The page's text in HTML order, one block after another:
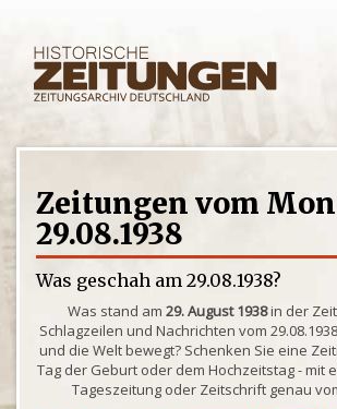
Zeitungen vom
29.08.1938
Was geschah am 29.08.1938?
Was stand am 29. August 1938in der
Schlagzeilen und Nachrichten vom
und die Welt bewegt? Schenken Sie eine
Tag der Geburt oder dem Hochzeitstag - mit
Tageszeitung oder Zeitschrift genau